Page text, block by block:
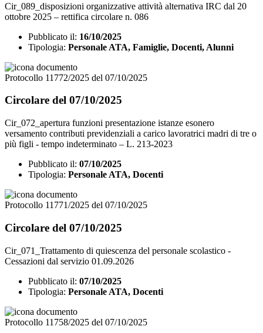
Cir_089_disposizioni organizzative attività alternativa IRC dal 20
ottobre 2025 – rettifica circolare n. 086
Pubblicato il: 16/10/2025
Tipologia: Personale ATA, Famiglie, Docenti, Alunni
Protocollo 11772/2025 del 07/10/2025
Circolare del 07/10/2025
Cir_072_apertura funzioni presentazione istanze esonero
versamento contributi previdenziali a carico lavoratrici madri di tre o
più figli - tempo indeterminato – L. 213-2023
Pubblicato il: 07/10/2025
Tipologia: Personale ATA, Docenti
Protocollo 11771/2025 del 07/10/2025
Circolare del 07/10/2025
Cir_071_Trattamento di quiescenza del personale scolastico -
Cessazioni dal servizio 01.09.2026
Pubblicato il: 07/10/2025
Tipologia: Personale ATA, Docenti
Protocollo 11758/2025 del 07/10/2025